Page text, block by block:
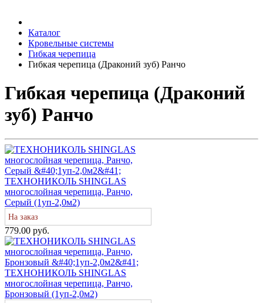
Каталог
Кровельные системы
Гибкая черепица
Гибкая черепица (Драконий зуб) Ранчо
Гибкая черепица (Драконий
зуб) Ранчо
ТЕХНОНИКОЛЬ SHINGLAS
многослойная черепица, Ранчо,
Серый (1уп-2,0м2)
На заказ
779.00 руб.
ТЕХНОНИКОЛЬ SHINGLAS
многослойная черепица, Ранчо,
Бронзовый (1уп-2,0м2)